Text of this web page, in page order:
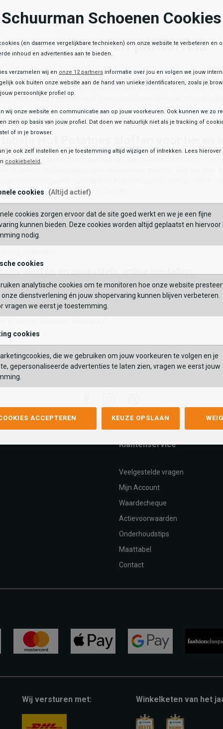
AAN WINKELTAS
sloffen en pantoffels
je sokken hebt. En daar komt dus de naam Hot Potatoes vandaan!
sokken.
Potatoes voorziet in een uitgebreid assortiment pantoffels met furry
en een grote beker chocolademelk?
sloffen
dames en heren collectie is groener dan ooit. De buitenzool is
is de super zachte binnenzool gemaakt van 100% gerecycled
sloffen en pantoffels online bestellen
Hot Potatoes sloffen aan je eigen collectie comfortabel schoeisel
exemplaren die we in onze webshop aanbieden. Als we de
dan heb je ze de eerstvolgende werkdag al in huis. Bovendien is
Klantenservice
Veelgestelde vragen
Mijn Account
Waardecheque
Actievoorwaarden
Onderhoudstips
Maattabel
Contact
Wij versturen met: Winkelketen van het
Schuurman Schoenen Cookies
(en daarmee vergelijkbare technieken) om onze website te verbeteren en
inhoud en advertenties aan te bieden.
verzamelen wij en onze 12 partners informatie over jou en volgen we jouw
ook buiten onze website aan de hand van unieke identificatoren, zoals je
persoonlijke profiel op.
wij onze website en communicatie aan op jouw voorkeuren. Ook kunnen we zo
zien op basis van jouw profiel. Dat doen we natuurlijk niet als je tracking of
of in je browser.
je ook zelf instellen en je toestemming altijd wijzigen of intrekken. Lees hierover
cookiebeleid .
cookies (Altijd actief)
cookies zorgen ervoor dat de site goed werkt en we je een fijne
kunnen bieden. Deze cookies worden altijd geplaatst en hiervoor
nodig.
cookies
analytische cookies om te monitoren hoe onze website
onze dienstverlening én jouw shopervaring kunnen blijven verbeteren.
vragen we eerst je toestemming.
cookies
die we gebruiken om jouw voorkeuren te volgen en je
gepersonaliseerde advertenties te laten zien, vragen we eerst jouw
ACCEPTEREN KEUZE OPSLAAN